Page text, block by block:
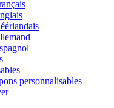
personnalisables